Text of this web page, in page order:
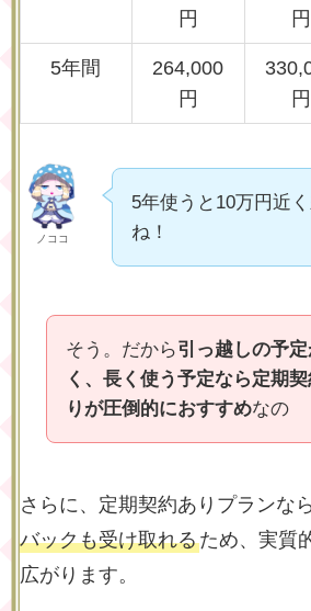
円
円
5年間
264,000
円
円
ノココ
5年使うと10万円近
ね！
そう。だから引っ越しの予
く、長く使う予定なら定期
りが圧倒的におすすめなの
さらに、定期契約ありプランなら
バックも受け取れるため、実質
広がります。